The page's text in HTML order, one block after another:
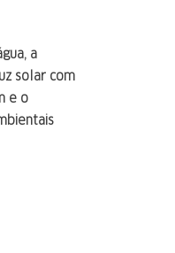
a
solar com
e o